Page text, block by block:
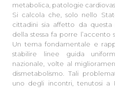
metabolica, patologie
Si calcola che, solo nello
cittadini sia affetto da questa
della stessa fa porre l’accento
Un tema fondamentale e
stabilire linee guida
nazionale, volte al
dismetabolismo. Tali
uno degli incontri, tenutosi a